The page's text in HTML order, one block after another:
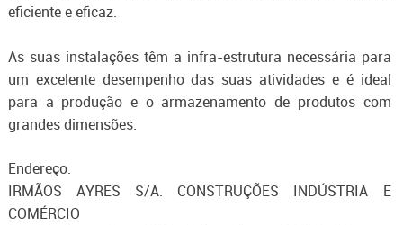
eficiente e eficaz.
As suas instalações têm a infra-estrutura necessária para
um excelente desempenho das suas atividades e é ideal
para a produção e o armazenamento de produtos com
grandes dimensões.
Endereço:
IRMÃOS AYRES S/A. CONSTRUÇÕES INDÚSTRIA E
COMÉRCIO